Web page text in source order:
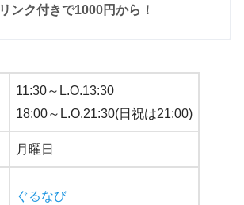
リンク付きで1000円から！
11:30～L.O.13:30
18:00～L.O.21:30(日祝は21:00)
月曜日
ぐるなび